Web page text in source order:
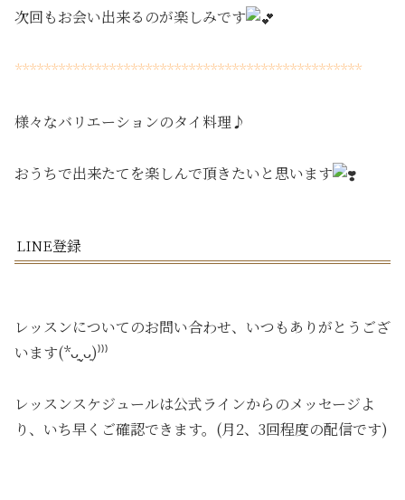
次回もお会い出来るのが楽しみです
************************************************
様々なバリエーションのタイ料理♪
おうちで出来たてを楽しんで頂きたいと思います
LINE登録
レッスンについてのお問い合わせ、いつもありがとうござ
います(*ᴗ͈ˬᴗ͈)⁾⁾⁾
レッスンスケジュールは公式ラインからのメッセージよ
り、いち早くご確認できます。(月2、3回程度の配信です)